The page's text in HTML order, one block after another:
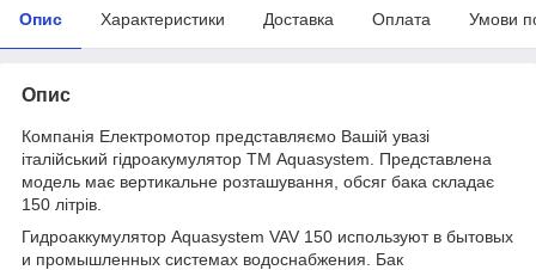
Опис Характеристики Доставка Оплата Умови
Опис
Компанія Електромотор представляємо Вашій увазі
італійський гідроакумулятор ТМ Aquasystem. Представлена
модель має вертикальне розташування, обсяг бака складає
150 літрів.
Гидроаккумулятор Aquasystem VAV 150 используют в бытовых
и промышленных системах водоснабжения. Бак